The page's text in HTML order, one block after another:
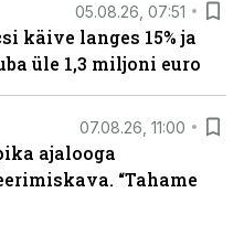
05.08.26, 07:51
käive langes 15% ja
üle 1,3 miljoni euro
07.08.26, 11:00
ajalooga
“Tahame